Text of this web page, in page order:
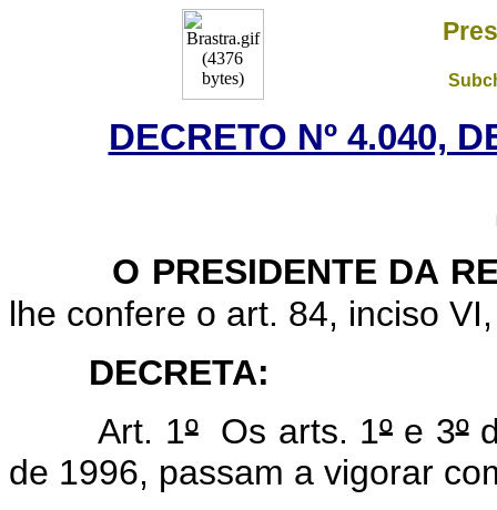
DECRETO Nº 4.040,
O PRESIDENTE DA
lhe confere o art. 84, inciso
DECRETA:
Art. 1ºOs arts. 1ºe 3º
de 1996, passam a vigorar